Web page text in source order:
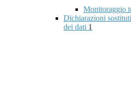
Monitoraggio
Dichiarazioni
dei dati 1